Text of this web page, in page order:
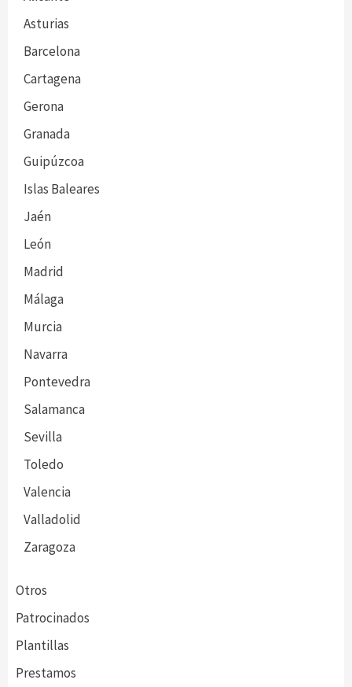
Asturias
Barcelona
Cartagena
Gerona
Granada
Guipúzcoa
Islas Baleares
Jaén
León
Madrid
Málaga
Murcia
Navarra
Pontevedra
Salamanca
Sevilla
Toledo
Valencia
Valladolid
Zaragoza
Otros
Patrocinados
Plantillas
Prestamos